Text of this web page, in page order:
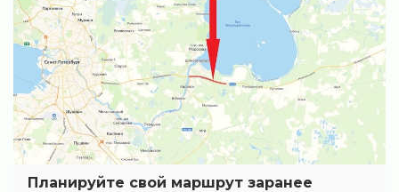
Планируйте свой маршрут заранее